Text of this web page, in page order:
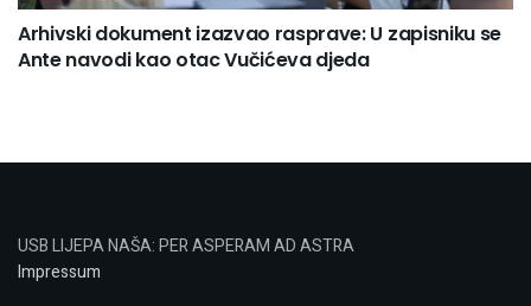
Arhivski dokument izazvao rasprave: U zapisniku se
Ante navodi kao otac Vučićeva djeda
USB LIJEPA NAŠA: PER ASPERAM AD ASTRA
Impressum